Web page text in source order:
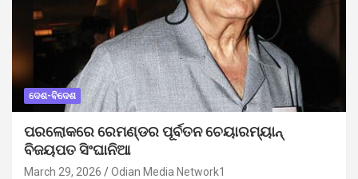
ଦେଶ-ବିଦେଶ
ପରଲୋକରେ ରେମଣ୍ଡର ପୂର୍ବତନ ଚେୟାରମ୍ୟାନ୍
ବିଜୟପତ ସିଂଘାନିଆ
March 29, 2026 Odian Media Network1